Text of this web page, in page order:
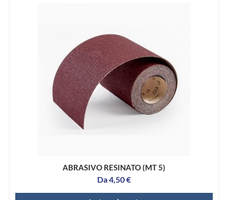
ABRASIVO RESINATO (MT 5)
Da4,50€